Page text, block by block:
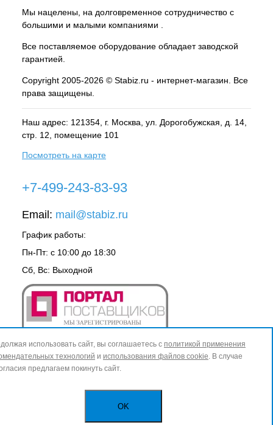
Мы нацелены, на долговременное сотрудничество с
большими и малыми компаниями .
Все поставляемое оборудование обладает заводской
гарантией.
Copyright 2005-2026 © Stabiz.ru - интернет-магазин. Все
права защищены.
Наш адрес: 121354, г. Москва , ул. Дорогобужская, д. 14,
стр. 12, помещение 101
Посмотреть на карте
+7-499-243-83-93
Email: mail@stabiz.ru
График работы:
Пн-Пт: с 10:00 до 18:30
Сб, Вс: Выходной
использовать сайт, вы соглашаетесь с политикой применения
технологий и использования файлов cookie. В случае
предлагаем покинуть сайт.
OK